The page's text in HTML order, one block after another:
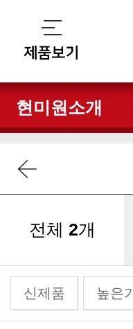
현미원소개
전체 2개
신제품 높은